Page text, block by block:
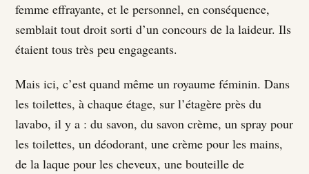
femme effrayante, et le personnel, en conséquence,
semblait tout droit sorti d’un concours de la laideur. Ils
étaient tous très peu engageants.
Mais ici, c’est quand même un royaume féminin. Dans
les toilettes, à chaque étage, sur l’étagère près du
lavabo, il y a : du savon, du savon crème, un spray pour
les toilettes, un déodorant, une crème pour les mains,
de la laque pour les cheveux, une bouteille de